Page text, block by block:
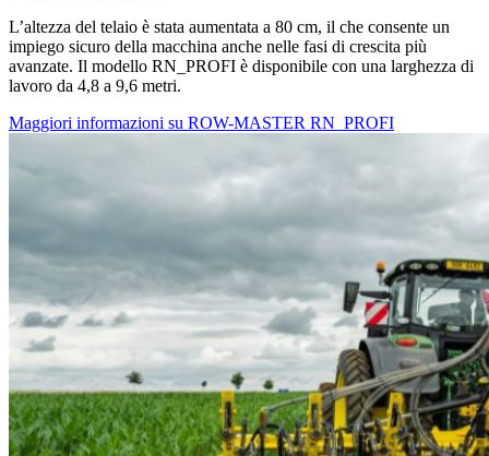
L’altezza del telaio è stata aumentata a 80 cm, il che consente un
impiego sicuro della macchina anche nelle fasi di crescita più
avanzate. Il modello RN_PROFI è disponibile con una larghezza di
lavoro da 4,8 a 9,6 metri.
Maggiori informazioni su ROW-MASTER RN_PROFI